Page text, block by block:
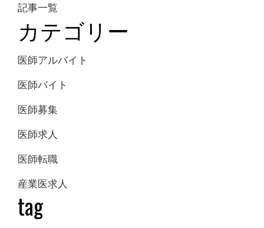
記事一覧
カテゴリー
医師アルバイト
医師バイト
医師募集
医師求人
医師転職
産業医求人
tag